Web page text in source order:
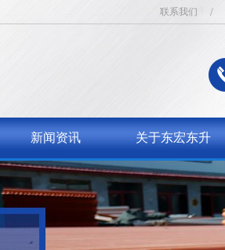
联系我们 /
新闻资讯 关于东宏东升